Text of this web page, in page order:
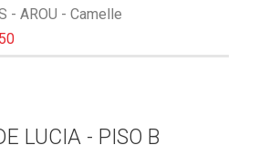
- AROU - Camelle
LUCIA - PISO B